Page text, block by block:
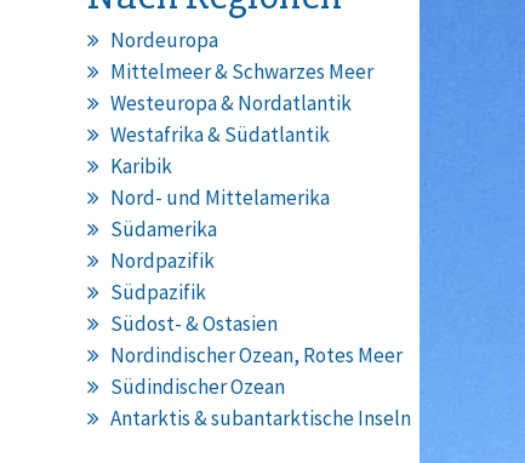
Nordeuropa
Mittelmeer & Schwarzes Meer
Westeuropa & Nordatlantik
Westafrika & Südatlantik
Karibik
Nord- und Mittelamerika
Südamerika
Nordpazifik
Südpazifik
Südost- & Ostasien
Nordindischer Ozean, Rotes Meer
Südindischer Ozean
Antarktis & subantarktische Inseln